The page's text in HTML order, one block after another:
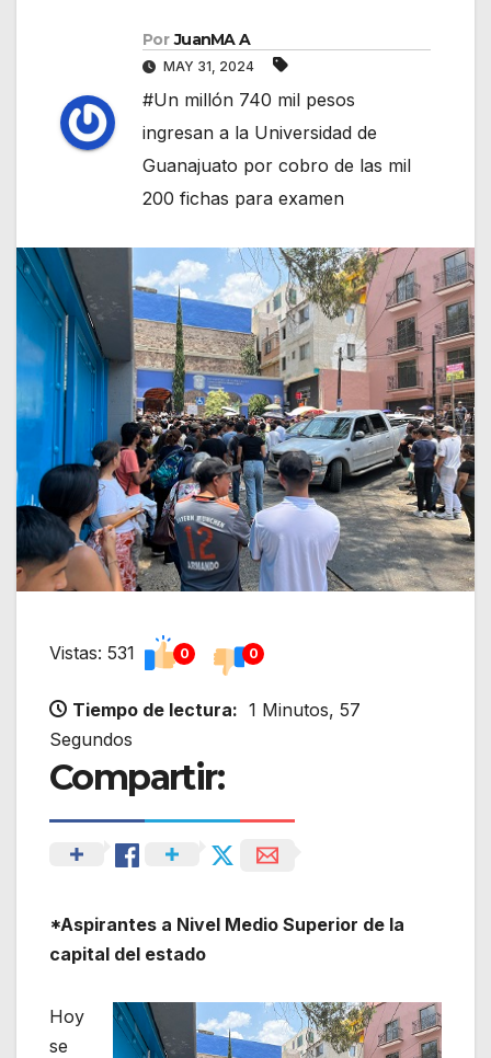
Por JuanMA A
MAY 31, 2024
#Un millón 740 mil pesos
ingresan a la Universidad de
Guanajuato por cobro de las mil
200 fichas para examen
Vistas: 531 0 0
Tiempo de lectura: 1 Minutos, 57
Segundos
Compartir:
*Aspirantes a Nivel Medio Superior de la
capital del estado
Hoy
se